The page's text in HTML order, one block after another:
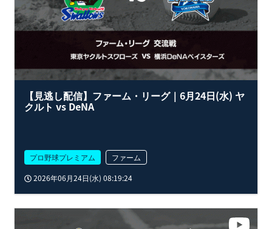
【見逃し配信】ファーム・リーグ｜6月24日(水) ヤ
クルト vs DeNA
プロ野球プレミアム
ファーム
2026年06月24日(水) 08:19:24